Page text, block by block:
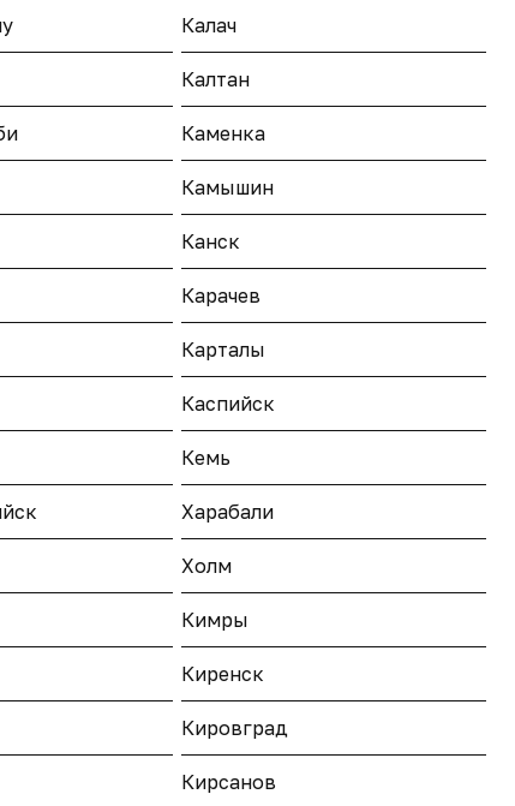
Калач
Калтан
Каменка
Камышин
Канск
Карачев
Карталы
Каспийск
Кемь
Харабали
Холм
Кимры
Киренск
Кировград
Кирсанов